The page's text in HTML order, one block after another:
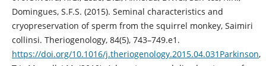
Domingues, S.F.S. (2015). Seminal characteristics and
cryopreservation of sperm from the squirrel monkey, Saimiri
collinsi. Theriogenology, 84(5), 743–749.e1.
https://doi.org/10.1016/j.theriogenology.2015.04.031Parkinson,